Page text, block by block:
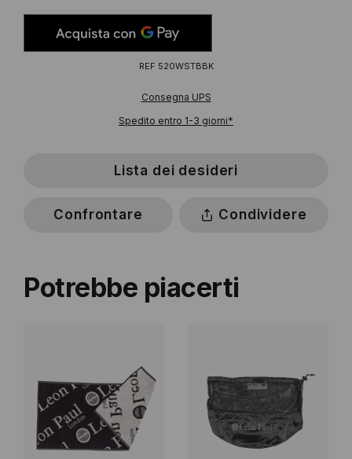
REF 520WSTBBK
Consegna UPS
Spedito entro 1-3 giorni*
Lista dei desideri
Confrontare Condividere
Potrebbe piacerti